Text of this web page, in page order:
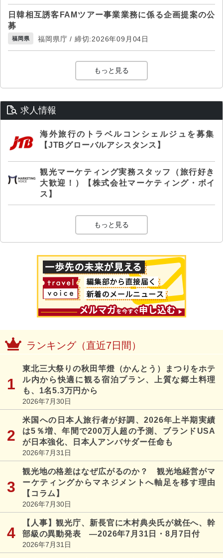
日韓相互誘客FAMツアー事業業務に係る企画提案の公
募
福岡県 福岡県庁 / 締切:2026年09月04日
もっと見る
求人情報
海外旅行のトラベルコンシェルジュを募集
【JTBグローバルアシスタンス】
観光マーケティング実務スタッフ（旅行好き
大歓迎！）【株式会社マーケティング・ボイ
ス】
もっと見る
ランキング（直近7日間）
東北三大祭りの秋田竿燈（かんとう）まつりをホテ
ル内から快適に観る宿泊プラン、上質な郷土料理
も、1名5.3万円から
2026年7月30日
米国への日本人旅行者が好調、2026年上半期実績
は5％増、年間で200万人超の予測、ブランドUSA
が日本強化、日本人アンバサダー任命も
2026年7月31日
観光地の格差はなぜ広がるのか？ 観光地経営がマ
ーケティングからマネジメントへ軸足を移す理由
【コラム】
2026年7月30日
【人事】観光庁、新長官に木村典央氏が就任へ、幹
部級の異動発表 ―2026年7月31日・8月7日付
2026年7月31日